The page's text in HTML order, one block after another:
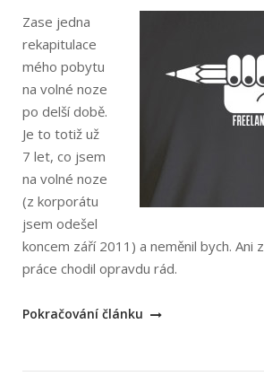
Zase jedna
rekapitulace
mého pobytu
na volné noze
po delší době.
Je to totiž už
7 let, co jsem
na volné noze
(z korporátu
jsem odešel
koncem září 2011) a neměnil bych. Ani
práce chodil opravdu rád.
„Další
Pokračování článku